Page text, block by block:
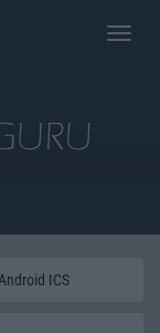
Toggle
ICS